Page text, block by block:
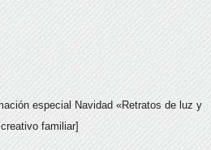
especial Navidad «Retratos de luz y
familiar]